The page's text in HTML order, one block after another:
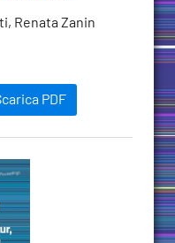
Renata Zanin
PDF